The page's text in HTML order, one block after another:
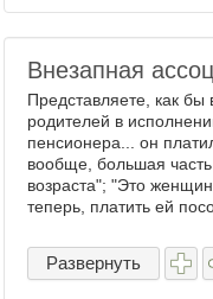
Внезапная
Представляете, как бы
родителей в
пенсионера... он
вообще, большая
возраста"; "Это
теперь, платить ей
Развернуть